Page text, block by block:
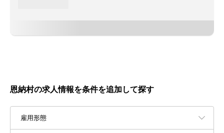
恩納村の求人情報を条件を追加して探す
雇用形態